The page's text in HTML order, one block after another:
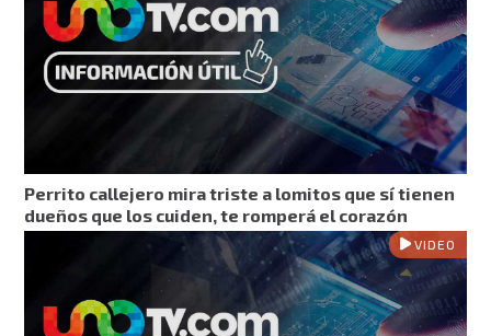
Perrito callejero mira triste a lomitos que sí tienen
dueños que los cuiden, te romperá el corazón
VIDEO